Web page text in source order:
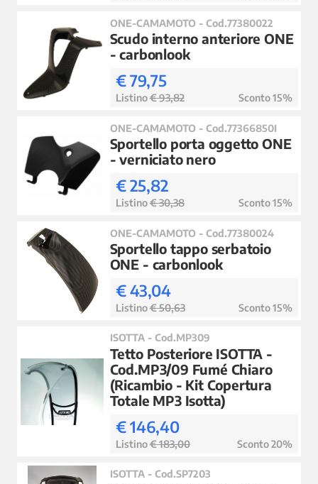
ONE-CAMAMOTO - Cod.77380022
Scudo interno anteriore ONE
- carbonlook
€ 79,75
Listino€ 93,82 Sconto 15%
ONE-CAMAMOTO - Cod.77366850I
Sportello porta oggetto ONE
- verniciato nero
€ 25,82
Listino€ 30,38 Sconto 15%
ONE-CAMAMOTO - Cod.77380024
Sportello tappo serbatoio
ONE - carbonlook
€ 43,04
Listino€ 50,63 Sconto 15%
ISOTTA - Cod.MP309
Tetto Posteriore ISOTTA -
Cod.MP3/09 Fumé Chiaro
(Ricambio - Kit Copertura
Totale MP3 Isotta)
€ 146,40
Listino€ 183,00 Sconto 20%
ISOTTA - Cod.SP7203